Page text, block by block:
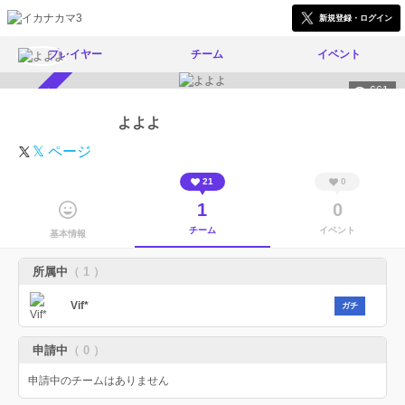
新規登録・ログイン
プレイヤー チーム イベント
661
よよよ
𝕏 ページ
基本情報
21
1
チーム
0
0
イベント
所属中 （ 1 ）
Vif* ガチ
申請中 （ 0 ）
申請中のチームはありません